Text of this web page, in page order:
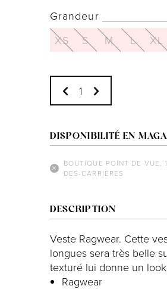
Grandeur
XS S M L XL
DISPONIBILITÉ EN
BOUTIQUE POINT DE VUE,
DES-CARRIÈRES
DESCRIPTION
Veste Ragwear. Cette
longues sera très belle
texturé lui donne un
Ragwear